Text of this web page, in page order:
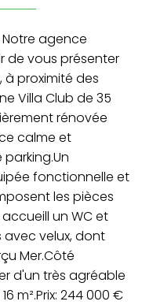
Notre agence
de vous présenter
à proximité des
Villa Club de 35
rénovée
calme et
fonctionnelle et
les pièces
un WC et
velux, dont
Mer.Côté
d'un très agréable
m².Prix: 244 000 €